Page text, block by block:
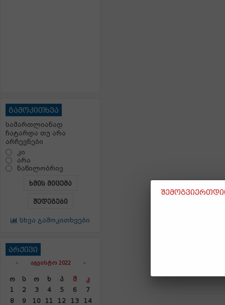
გამოკითხვა
სამართლიანად
ჩატარდა თუ არა
არჩევნები
კი
არა
ნაწილობრივ
ხმის მიცემა
შედეგები
სხვა გამოკითხვები
არქივი
« ᲐᲒᲕᲘᲡᲢᲝ 2022 »
Ო Ს Ო Ხ Პ Შ
Კ
1
2 3 4 5 6
7
8
9 10 11 12 13
14